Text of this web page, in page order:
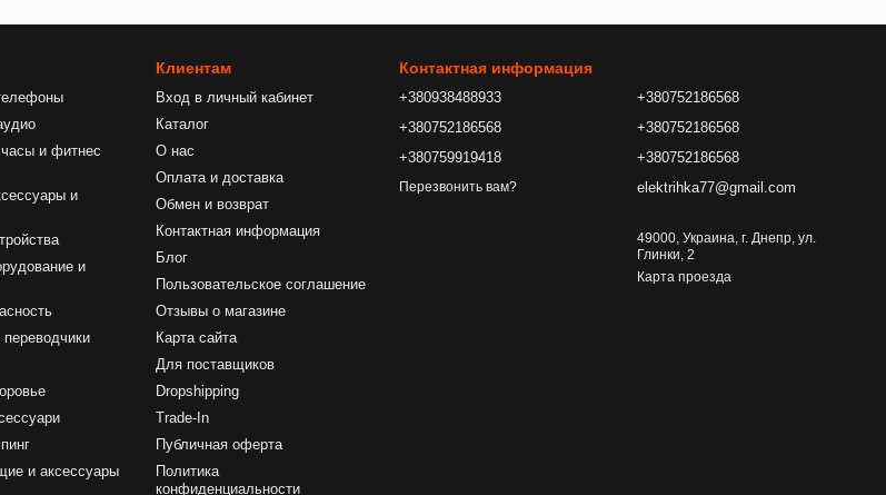
и фитнес
и
и
и аксессуары
Клиентам
Вход в личный кабинет
Каталог
О нас
Оплата и доставка
Обмен и возврат
Контактная информация
Блог
Пользовательское соглашение
Отзывы о магазине
Карта сайта
Для поставщиков
Dropshipping
Trade-In
Публичная оферта
Политика
конфиденциальности
Контактная информация
+380938488933
+380752186568
+380759919418
Перезвонить вам?
+380752186568
+380752186568
+380752186568
elektrihka77@gmail.com
49000, Украина, г. Днепр, ул.
Глинки, 2
Карта проезда